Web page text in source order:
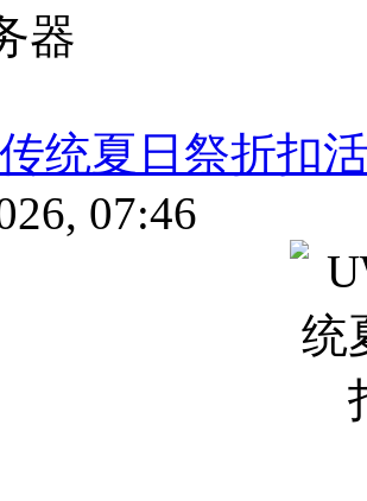
器
统夏日祭折扣
07:46